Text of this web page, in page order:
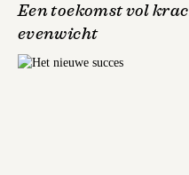
Een toekomst vol
evenwicht